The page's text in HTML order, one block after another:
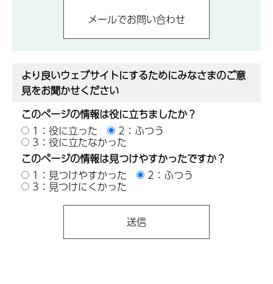
より良いウェブサイトにするためにみなさまのご意
見をお聞かせください
このページの情報は役に立ちましたか？
1：役に立った
2：ふつう
3：役に立たなかった
このページの情報は見つけやすかったですか？
1：見つけやすかった
2：ふつう
3：見つけにくかった